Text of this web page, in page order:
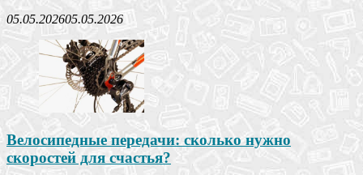
05.05.202605.05.2026
Велосипедные передачи: сколько нужно
скоростей для счастья?